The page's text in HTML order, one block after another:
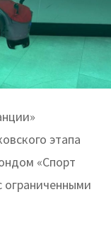
этапа
«Спорт